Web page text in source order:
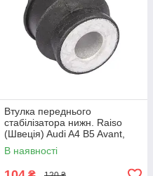
Втулка переднього
стабілізатора нижн. Raiso
(Швеція) Audi A4 B5 Avant,
Ауді А4 Б5 94- #RL-8D0317C
UAIHNBK4
В наявності